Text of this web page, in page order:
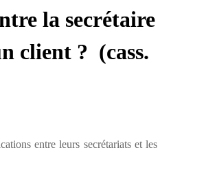
la secrétaire
client ? (cass.
entre leurs secrétariats et les